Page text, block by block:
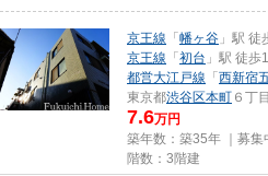
京王線 「幡ヶ谷 」駅 徒
京王線 「初台 」駅 徒歩
都営大江戸線 「西新宿
東京都渋谷区本町 ６丁目
7.6万円
築年数：築35年 ｜募集
階数：3階建